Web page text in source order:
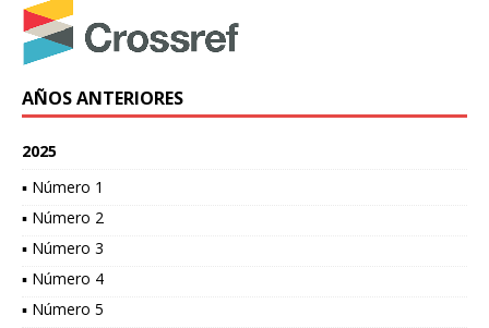
AÑOS ANTERIORES
2025
▪ Número 1
▪ Número 2
▪ Número 3
▪ Número 4
▪ Número 5